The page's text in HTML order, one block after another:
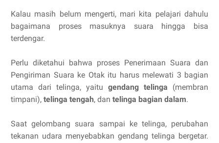
Kalau masih belum mengerti, mari kita pelajari dahulu
bagaimana proses masuknya suara hingga bisa
terdengar.
Perlu diketahui bahwa proses Penerimaan Suara dan
Pengiriman Suara ke Otak itu harus melewati 3 bagian
utama dari telinga, yaitu gendang telinga (membran
timpani), telinga tengah, dan telinga bagian dalam.
Saat gelombang suara sampai ke telinga, perubahan
tekanan udara menyebabkan gendang telinga bergetar.